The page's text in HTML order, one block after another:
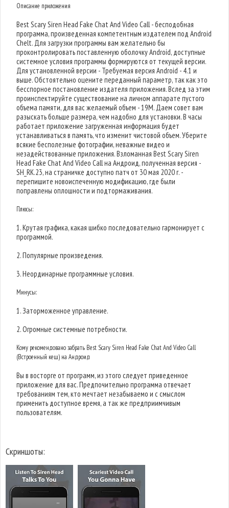
Описание приложения
Best Scary Siren Head Fake Chat And Video Call - бесподобная
программа, произведенная компетентным издателем под Android
Chelt. Для загрузки программы вам желательно бы
проконтролировать поставленную оболочку Android, доступные
системное условия программы формируются от текущей версии.
Для установленной версии - Требуемая версия Android - 4.1 и
выше. Обстоятельно оцените переданный параметр, так как это
бесспорное постановление издателя приложения. Вслед за этим
проинспектируйте существование на личном аппарате пустого
объема памяти, для вас желаемый объем - 19M. Даем совет вам
разыскать больше размера, чем надобно для установки. В часы
работает приложение загруженная информация будет
устанавливаться в память, что изменит чистовой объем. Уберите
всякие бесполезные фотографии, неважные видео и
незадействованные приложения. Взломанная Best Scary Siren
Head Fake Chat And Video Call на Андроид, полученная версия -
SH_RK.23, на страничке доступно патч от 30 мая 2020 г. -
перепишите новоиспеченную модификацию, где были
поправлены оплошности и подтормаживания.
Плюсы:
1. Крутая графика, какая шибко последовательно гармонирует с
программой.
2. Популярные произведения.
3. Неординарные программные условия.
Минусы:
1. Заторможенное управление.
2. Огромные системные потребности.
Кому рекомендовано забрать Best Scary Siren Head Fake Chat And Video Call
(Встроенный кеш) на Андроид
Вы в восторге от программ, из этого следует приведенное
приложение для вас. Предпочительно программа отвечает
требованиям тем, кто мечтает незабываемо и с смыслом
применить доступное время, а так же предприимчивым
пользователям.
Скриншоты: